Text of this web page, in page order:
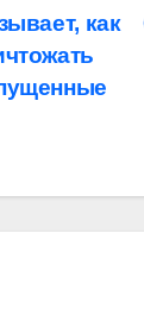
как